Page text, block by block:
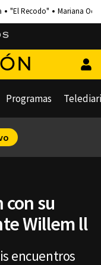
"El Recodo" Mariana
Programas
con su
Willem ll
encuentros